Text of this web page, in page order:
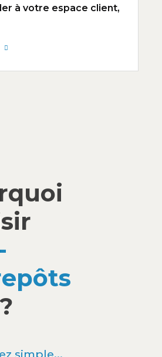
à votre espace client,
?
simple...